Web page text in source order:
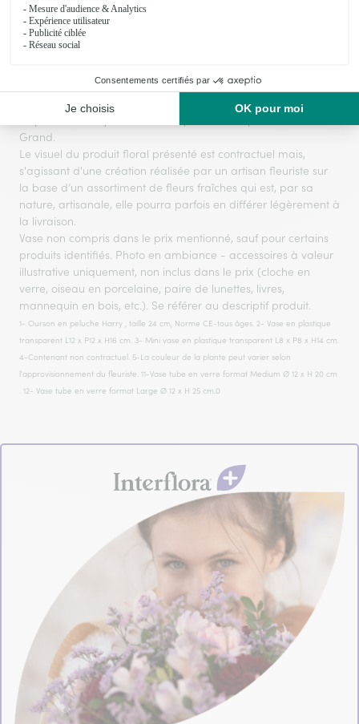
Voir toute la collection
Grand.
Le visuel du produit floral présenté est contractuel mais,
s'agissant d'une création réalisée par un artisan fleuriste sur
la base d’un assortiment de fleurs fraîches qui est, par sa
nature, artisanale, elle pourra parfois en différer légèrement à
la livraison.
Vase non compris dans le prix mentionné, sauf pour certains
produits identifiés. Photo en ambiance - accessoires à valeur
illustrative uniquement, non inclus dans le prix (cloche en
verre, oiseau en porcelaine, paire de lunettes, livres,
mannequin en bois, etc.). Se référer au descriptif produit.
1- Ourson en peluche Harry , taille 24 cm, Norme CE-tous âges. 2- Vase en plastique
transparent L12 x P12 x H16 cm. 3- Mini vase en plastique transparent L8 x P8 x H14 cm.
4-Contenant non contractuel. 5-La couleur de la plante peut varier selon
l'approvisionnement du fleuriste. 11-Vase tube en verre format Medium Ø 12 x H 20 cm
. 12- Vase tube en verre format Large Ø 12 x H 25 cm.0